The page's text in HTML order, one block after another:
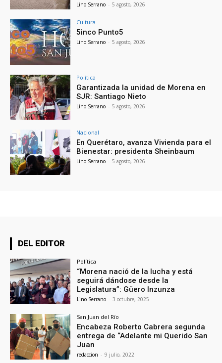
Lino Serrano - 5 agosto, 2026
Cultura
5inco Punto5
Lino Serrano - 5 agosto, 2026
Política
Garantizada la unidad de Morena en
SJR: Santiago Nieto
Lino Serrano - 5 agosto, 2026
Nacional
En Querétaro, avanza Vivienda para el
Bienestar: presidenta Sheinbaum
Lino Serrano - 5 agosto, 2026
DEL EDITOR
Política
“Morena nació de la lucha y está
seguirá dándose desde la
Legislatura”: Güero Inzunza
Lino Serrano - 3 octubre, 2025
San Juan del Río
Encabeza Roberto Cabrera segunda
entrega de “Adelante mi Querido San
Juan
redaccion - 9 julio, 2022